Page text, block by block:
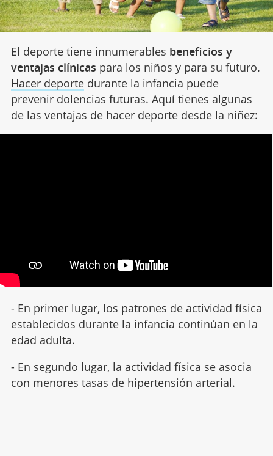
El deporte tiene innumerables beneficios y
ventajas clínicas para los niños y para su futuro.
Hacer deportedurante la infancia puede
prevenir dolencias futuras. Aquí tienes algunas
de las ventajas de hacer deporte desde la niñez:
- En primer lugar, los patrones de actividad física
establecidos durante la infancia continúan en la
edad adulta.
- En segundo lugar, la actividad física se asocia
con menores tasas de hipertensión arterial.